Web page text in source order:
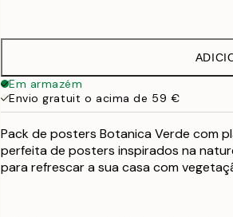
40x50 cm
50x70 cm
Em armazém
Envio gratuit o acima de 59 €
Pack de posters Botanica Verde com
perfeita de posters inspirados na
para refrescar a sua casa com